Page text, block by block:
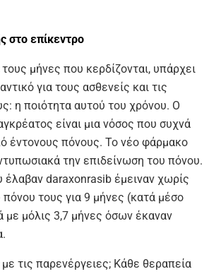
στο επίκεντρο
μήνες που κερδίζονται, υπάρχει
για τους ασθενείς και τις
η ποιότητα αυτού του χρόνου. Ο
είναι μια νόσος που συχνά
έντονους πόνους. Το νέο φάρμακο
την επιδείνωση του πόνου.
έλαβαν daraxonrasib έμειναν χωρίς
τους για 9 μήνες (κατά μέσο
με μόλις 3,7 μήνες όσων έκαναν
με τις παρενέργειες; Κάθε θεραπεία